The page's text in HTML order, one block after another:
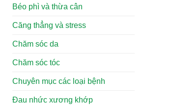
Béo phì và thừa cân
Căng thẳng và stress
Chăm sóc da
Chăm sóc tóc
Chuyên mục các loại bệnh
Đau nhức xương khớp